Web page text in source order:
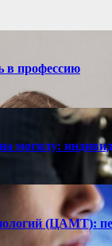
в профессию
могилу:
(ЦАМТ):